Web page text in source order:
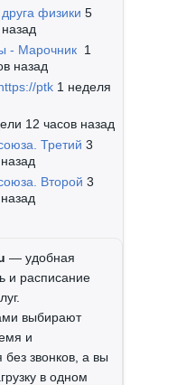
физики 5
- Марочник 1
назад
ptk 1 неделя
12 часов назад
Третий 3
Второй 3
— удобная
и расписание
выбирают
и
звонков, а вы
в одном